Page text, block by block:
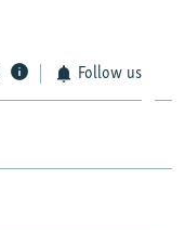
Follow us